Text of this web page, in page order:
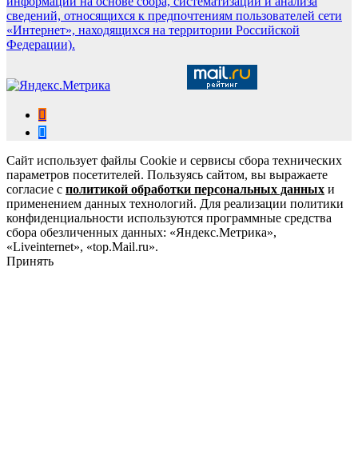
сведений, относящихся к предпочтениям пользователей сети
«Интернет», находящихся на территории Российской
Федерации).
Сайт использует файлы Cookie и сервисы сбора технических
параметров посетителей. Пользуясь сайтом, вы выражаете
согласие с политикой обработки персональных данных и
применением данных технологий. Для реализации политики
конфиденциальности используются программные средства
сбора обезличенных данных: «Яндекс.Метрика»,
«Liveinternet», «top.Mail.ru».
Принять